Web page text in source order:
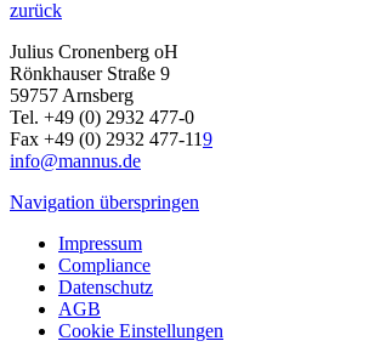
zurück
Julius Cronenberg oH
Rönkhauser Straße 9
59757 Arnsberg
Tel. +49 (0) 2932 477-0
Fax +49 (0) 2932 477-119
info@mannus.de
Navigation überspringen
Impressum
Compliance
Datenschutz
AGB
Cookie Einstellungen